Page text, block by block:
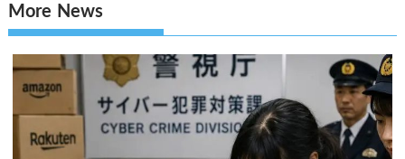
More News